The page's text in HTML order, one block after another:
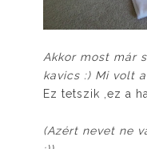
Akkor most már
kavics :) Mi volt
Ez tetszik ,ez a
(Azért nevet ne